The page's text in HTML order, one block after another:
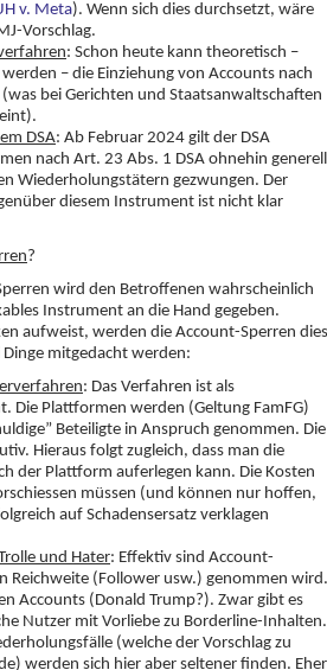
v. Meta). Wenn sich dies durchsetzt, wäre
Vorschlag.
: Schon heute kann theoretisch –
– die Einziehung von Accounts nach
bei Gerichten und Staatsanwaltschaften
DSA: Ab Februar 2024 gilt der DSA
nach Art. 23 Abs. 1 DSA ohnehin generell
Wiederholungstätern gezwungen. Der
diesem Instrument ist nicht klar
?
wird den Betroffenen wahrscheinlich
Instrument an die Hand gegeben.
aufweist, werden die Account-Sperren dies
mitgedacht werden:
: Das Verfahren ist als
Die Plattformen werden (Geltung FamFG)
Beteiligte in Anspruch genommen. Die
Hieraus folgt zugleich, dass man die
der Plattform auferlegen kann. Die Kosten
müssen (und können nur hoffen,
auf Schadensersatz verklagen
und Hater: Effektiv sind Account-
Reichweite (Follower usw.) genommen wird.
Accounts (Donald Trump?). Zwar gibt es
Nutzer mit Vorliebe zu Borderline-Inhalten.
(welche der Vorschlag zu
werden sich hier aber seltener finden. Eher